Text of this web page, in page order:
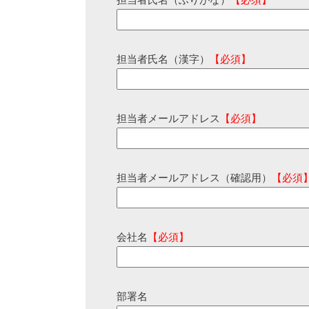
担当者氏名（漢字） 【必須】
担当者メールアドレス 【必須】
担当者メールアドレス（確認用） 【必須
会社名 【必須】
部署名